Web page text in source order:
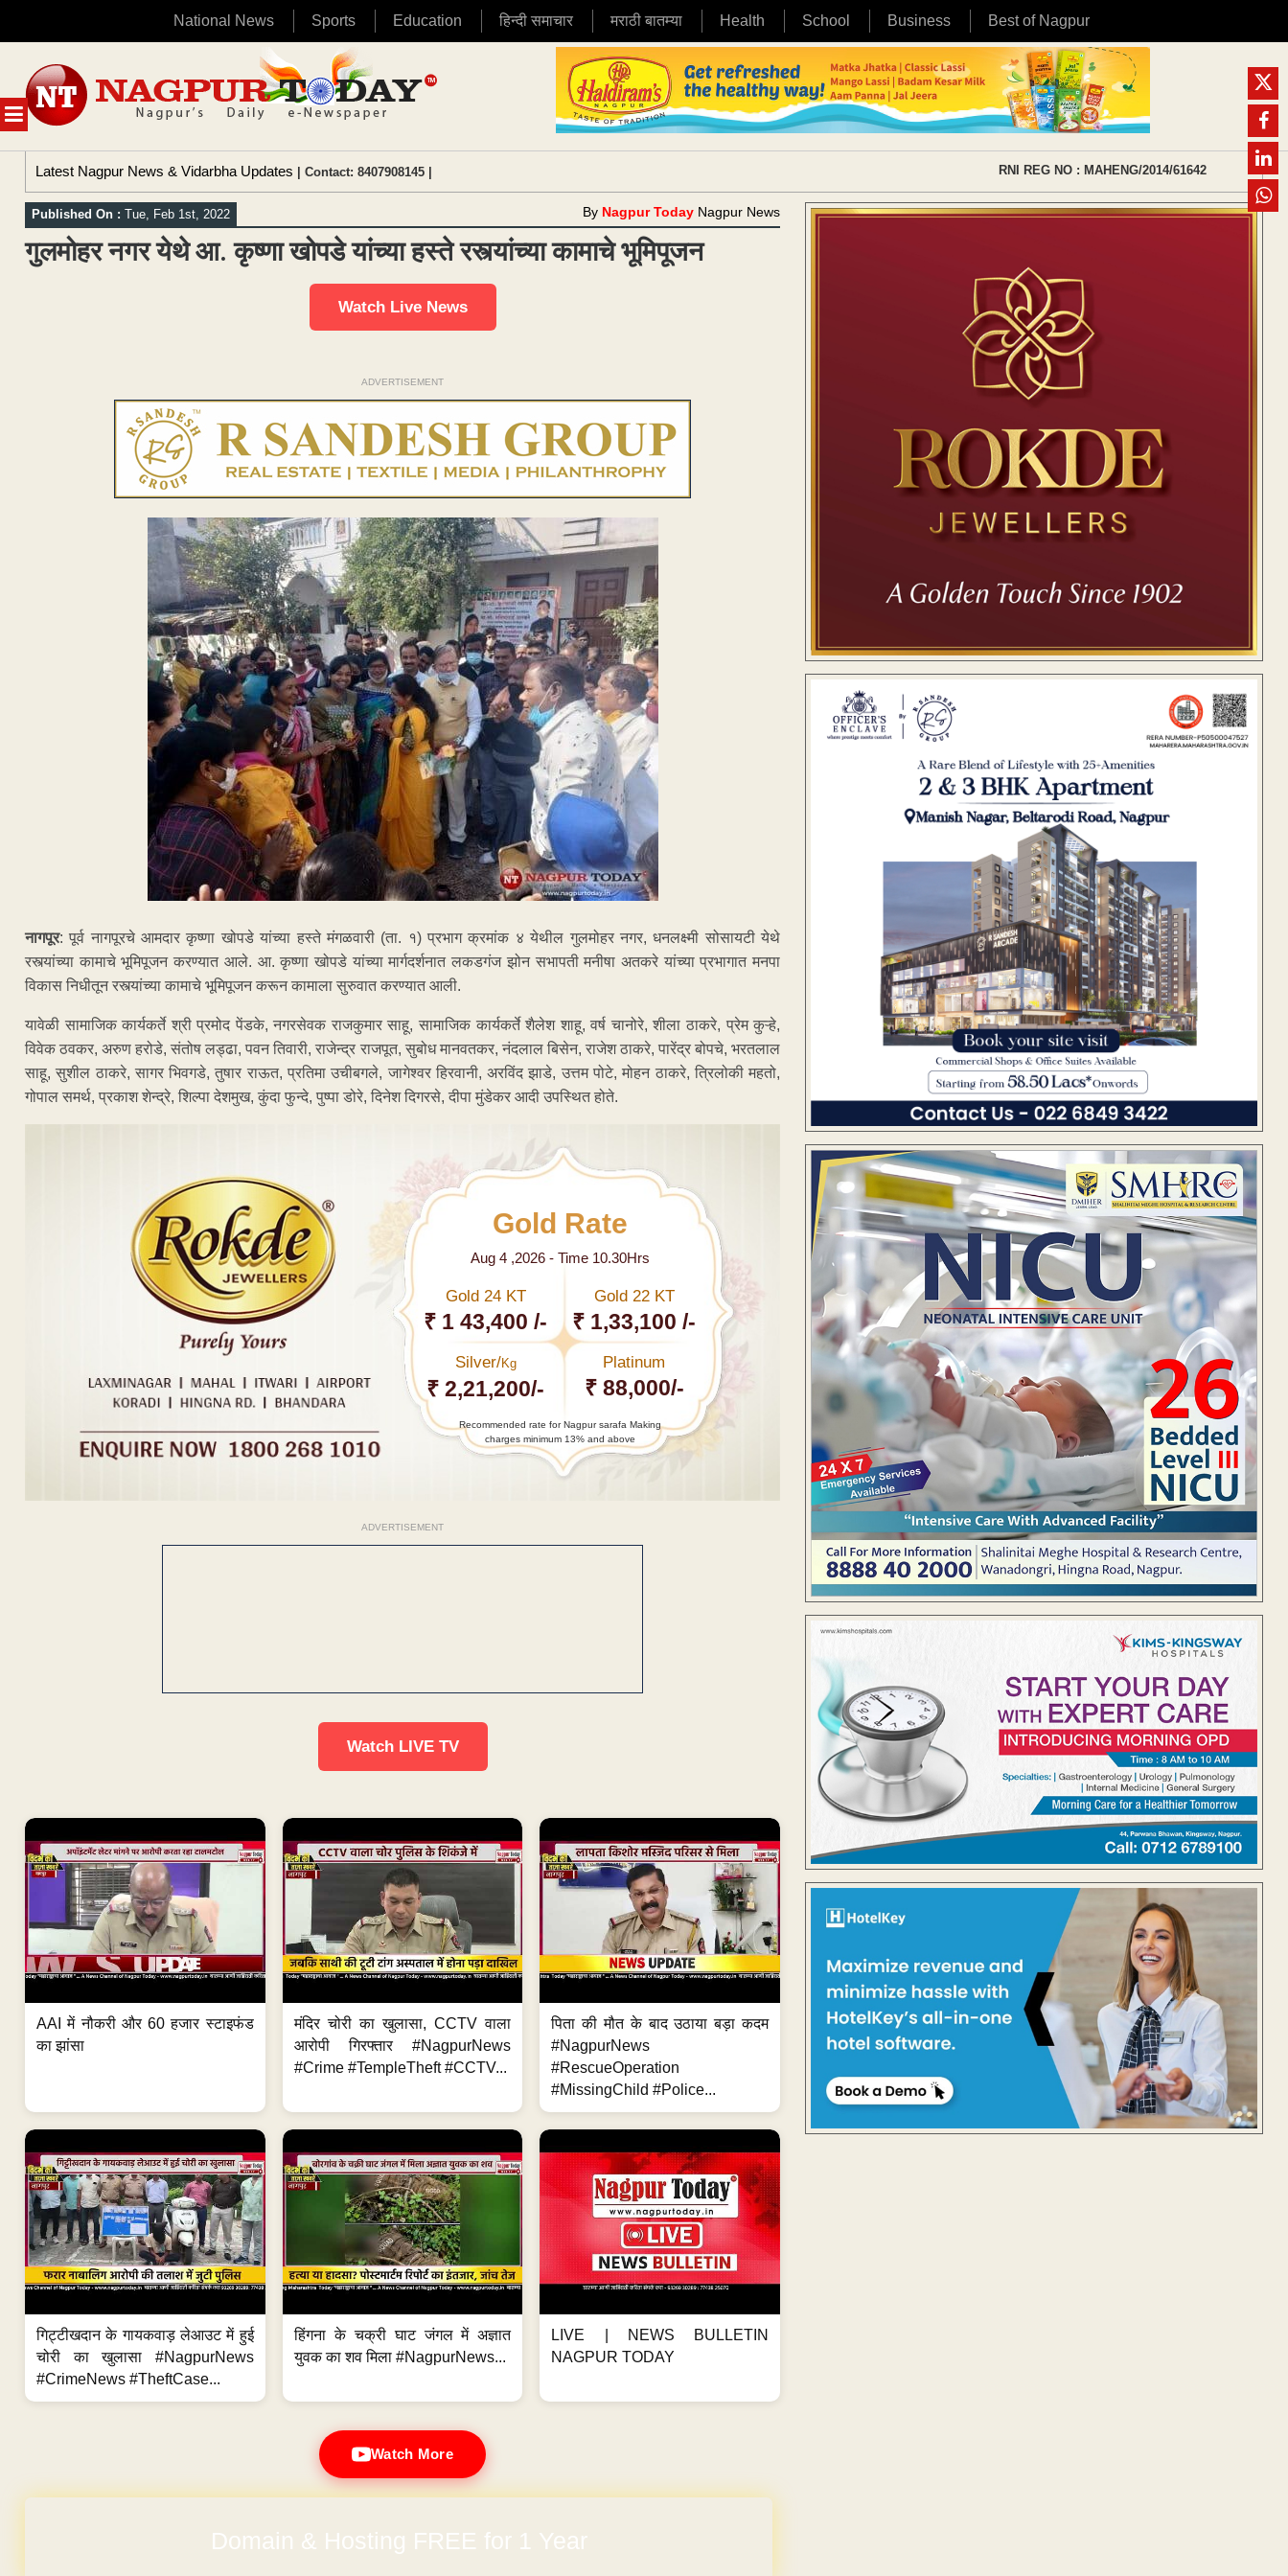
National News Sports Education हिन्दी समाचार मराठी बातम्या Health School Business Best of Nagpur
MENU
content
Latest Nagpur News & Vidarbha Updates | Contact: 8407908145 | RNI REG NO : MAHENG/2014/61642
Published On : Tue, Feb 1st, 2022 By Nagpur Today Nagpur News
गुलमोहर नगर येथे आ. कृष्णा खोपडे यांच्या हस्ते रस्त्यांच्या कामाचे भूमिपूजन
Watch Live News
ADVERTISEMENT
नागपूर: पूर्व नागपूरचे आमदार कृष्णा खोपडे यांच्या हस्ते मंगळवारी (ता. १) प्रभाग क्रमांक ४ येथील गुलमोहर नगर, धनलक्ष्मी सोसायटी येथे
रस्त्यांच्या कामाचे भूमिपूजन करण्यात आले. आ. कृष्णा खोपडे यांच्या मार्गदर्शनात लकडगंज झोन सभापती मनीषा अतकरे यांच्या प्रभागात मनपा
विकास निधीतून रस्त्यांच्या कामाचे भूमिपूजन करून कामाला सुरुवात करण्यात आली.
यावेळी सामाजिक कार्यकर्ते श्री प्रमोद पेंडके, नगरसेवक राजकुमार साहू, सामाजिक कार्यकर्ते शैलेश शाहू, वर्ष चानोरे, शीला ठाकरे, प्रेम कुऱ्हे,
विवेक ठवकर, अरुण हरोडे, संतोष लड्ढा, पवन तिवारी, राजेन्द्र राजपूत, सुबोध मानवतकर, नंदलाल बिसेन, राजेश ठाकरे, पारेंद्र बोपचे, भरतलाल
साहू, सुशील ठाकरे, सागर भिवगडे, तुषार राऊत, प्रतिमा उचीबगले, जागेश्वर हिरवानी, अरविंद झाडे, उत्तम पोटे, मोहन ठाकरे, त्रिलोकी महतो,
गोपाल समर्थ, प्रकाश शेन्द्रे, शिल्पा देशमुख, कुंदा फुन्दे, पुष्पा डोरे, दिनेश दिगरसे, दीपा मुंडेकर आदी उपस्थित होते.
Gold Rate
Aug 4 ,2026 - Time 10.30Hrs
Gold 24 KT
₹ 1 43,400 /-
Gold 22 KT
₹ 1,33,100 /-
Silver/Kg
₹ 2,21,200/-
Platinum
₹ 88,000/-
Recommended rate for Nagpur sarafa Making
charges minimum 13% and above
ADVERTISEMENT
Watch LIVE TV
AAI में नौकरी और 60 हजार स्टाइफंड
का झांसा
मंदिर चोरी का खुलासा, CCTV वाला
आरोपी गिरफ्तार #NagpurNews
#Crime #TempleTheft #CCTV...
पिता की मौत के बाद उठाया बड़ा कदम
#NagpurNews
#RescueOperation
#MissingChild #Police...
गिट्टीखदान के गायकवाड़ लेआउट में हुई
चोरी का खुलासा #NagpurNews
#CrimeNews #TheftCase...
हिंगना के चक्री घाट जंगल में अज्ञात
युवक का शव मिला #NagpurNews...
LIVE | NEWS BULLETIN
NAGPUR TODAY
Watch More
Domain & Hosting FREE for 1 Year